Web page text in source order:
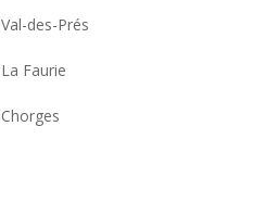
Val-des-Prés
La Faurie
Chorges